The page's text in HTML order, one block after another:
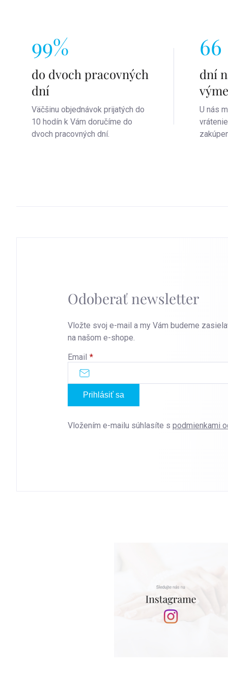
predĺžiť ich životnosť a udržať ich
lesk a krásu na dlhú dobu.
99%
do dvoch pracovných
dní
Väčšinu objednávok prijatých do
10 hodín k Vám doručíme do
dvoch pracovných dní.
66
dní
U nás
Odoberať newsletter
Vložte svoj e-mail a my Vám budeme
na našom e-shope.
Email
Prihlásiť sa
Vložením e-mailu súhlasíte s podmienkami